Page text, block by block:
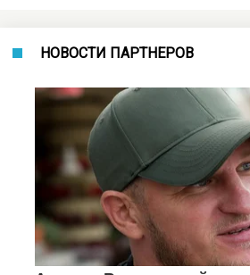
НОВОСТИ ПАРТНЕРОВ